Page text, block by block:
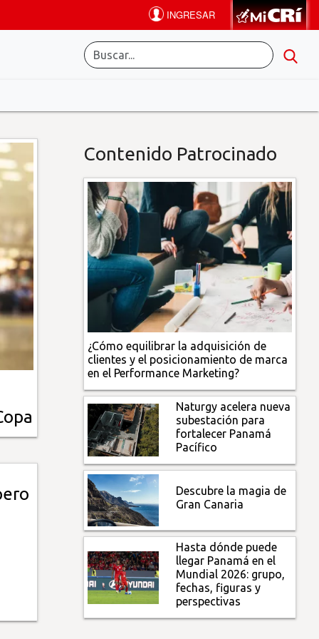
Contenido Patrocinado
¿Cómo equilibrar la adquisición de
clientes y el posicionamiento de marca
en el Performance Marketing?
Naturgy acelera nueva
subestación para
fortalecer Panamá
Pacífico
Descubre la magia de
Gran Canaria
Hasta dónde puede
llegar Panamá en el
Mundial 2026: grupo,
fechas, figuras y
perspectivas